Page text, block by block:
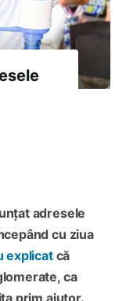
adresele
cu ziua
explicatcă
ca